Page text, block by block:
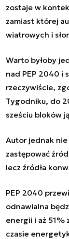
zostaje w
zamiast której
wiatrowych i
Warto byłoby
nad PEP 2040 i
rzeczywiście,
Tygodniku, do
sześciu bloków
Autor jednak nie
zastępować
lecz źródła
PEP 2040
odnawialna
energii i aż 51%
czasie